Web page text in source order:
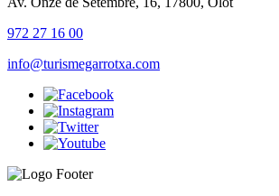
972 27 16 00
info@turismegarrotxa.com